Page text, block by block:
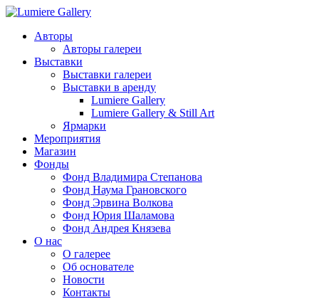
Авторы
Авторы галереи
Выставки
Выставки галереи
Выставки в аренду
Lumiere Gallery
Lumiere Gallery & Still Art
Ярмарки
Мероприятия
Магазин
Фонды
Фонд Владимира Степанова
Фонд Наума Грановского
Фонд Эрвина Волкова
Фонд Юрия Шаламова
Фонд Андрея Князева
О нас
О галерее
Об основателе
Новости
Контакты